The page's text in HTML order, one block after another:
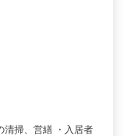
清掃、営繕 ・入居者